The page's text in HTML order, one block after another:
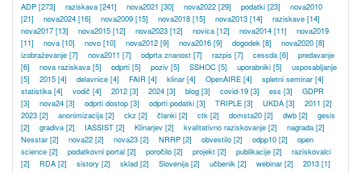
ADP [273] raziskava [241] nova2021 [30] nova2022 [29] podatki [23]
nova2010
[21]
nova2024 [16] nova2009 [15] nova2018 [15] nova2013 [14] raziskave [14]
nova2017 [13] nova2015 [12] nova2023 [12] novica [12] nova2014 [11]
nova2019
[11]
nova [10] novo [10] nova2012 [9] nova2016 [9] dogodek [8] nova2020 [8]
izobraževanje [7] nova2011 [7] odprta znanost [7] razpis [7] cessda [6]
predavanje
[6]
nova raziskava [5] odprti [5] poziv [5] SSHOC [5] uporabniki [5]
usposabljanje
[5]
2015 [4] delavnice [4] FAIR [4] klinar [4] OpenAIRE [4] spletni seminar [4]
statistika [4] vodič [4] 2012 [3] 2024 [3] blog [3] covid-19 [3] ess [3]
GDPR
[3]
nova24 [3] odprti dostop [3] odprti podatki [3] TRIPLE [3] UKDA [3] 2011 [2]
2023 [2] anonimizacija [2] ckz [2] članki [2] ctk [2] domsta20 [2] dwb [2]
gesis
[2]
gradiva [2] IASSIST [2] Klinarjev [2] kvalitativno raziskovanje [2] nagrada [2]
Nesstar [2] nova22 [2] nova23 [2] NRRP [2] obvestilo [2] odpp10 [2]
open
science [2] podatkovni portal [2] poročilo [2] projekt [2] publikacije [2]
raziskovalci
[2]
RDA [2] sistory [2] sklad [2] Slovenija [2] učbenik [2] webinar [2] 2013 [1]